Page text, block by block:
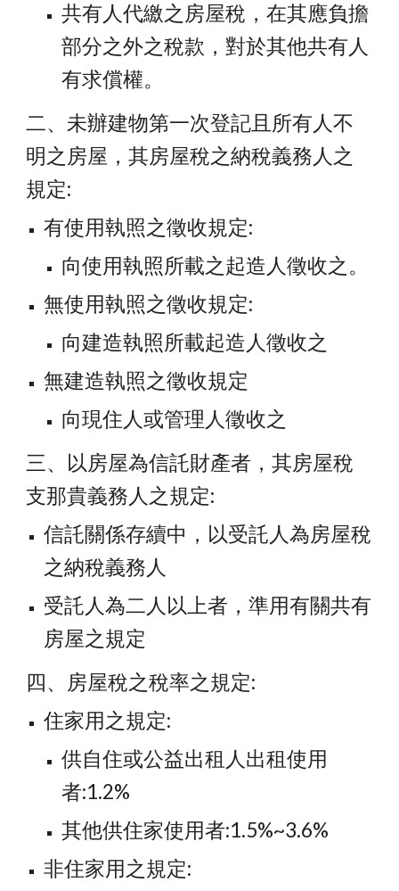
共有人代繳之房屋稅，在其應負擔
部分之外之稅款，對於其他共有人
有求償權。
二、未辦建物第一次登記且所有人不
明之房屋，其房屋稅之納稅義務人之
規定:
有使用執照之徵收規定:
向使用執照所載之起造人徵收之。
無使用執照之徵收規定:
向建造執照所載起造人徵收之
無建造執照之徵收規定
向現住人或管理人徵收之
三、以房屋為信託財產者，其房屋稅
支那貴義務人之規定:
信託關係存續中，以受託人為房屋稅
之納稅義務人
受託人為二人以上者，準用有關共有
房屋之規定
四、房屋稅之稅率之規定:
住家用之規定:
供自住或公益出租人出租使用
者:1.2%
其他供住家使用者:1.5%~3.6%
非住家用之規定: